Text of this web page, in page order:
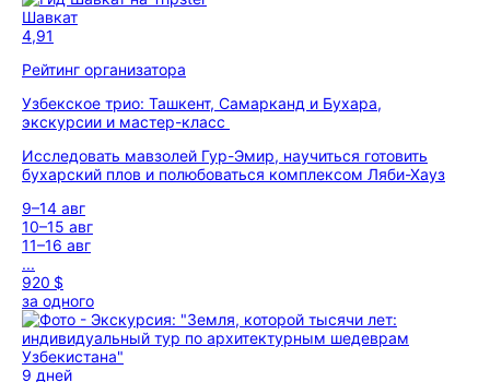
Шавкат
4,91
Рейтинг организатора
Узбекское трио: Ташкент, Самарканд и Бухара,
экскурсии и мастер-класс
Исследовать мавзолей Гур-Эмир, научиться готовить
бухарский плов и полюбоваться комплексом Ляби-Хауз
9–14 авг
10–15 авг
11–16 авг
...
920 $
за одного
9 дней